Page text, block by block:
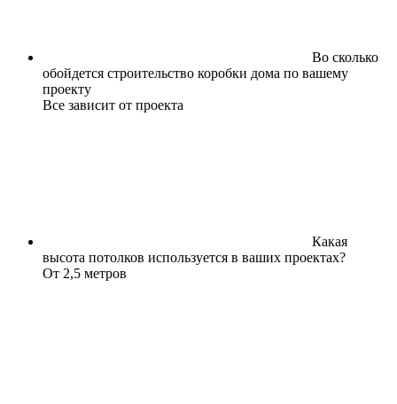
Во сколько
обойдется строительство коробки дома по вашему
проекту
Все зависит от проекта
Какая
высота потолков используется в ваших проектах?
От 2,5 метров